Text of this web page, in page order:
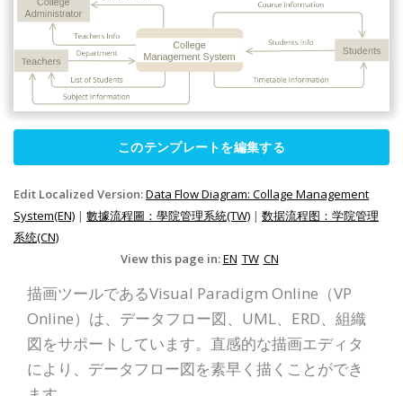
このテンプレートを編集する
Edit Localized Version:Data Flow Diagram: Collage Management
System(EN) | 數據流程圖：學院管理系統(TW) | 数据流程图：学院管理
系统(CN)
View this page in:EN TW CN
描画ツールであるVisual Paradigm Online（VP
Online）は、データフロー図、UML、ERD、組織
図をサポートしています。直感的な描画エディタ
により、データフロー図を素早く描くことができ